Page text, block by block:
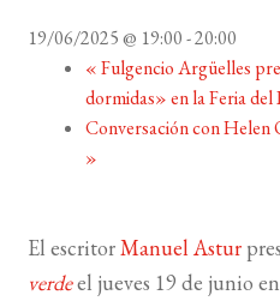
19/06/2025 @ 19:00-20:00
«Fulgencio Argüelles
dormidas» en la Feria
Conversación con Helen
»
El escritorManuel Astur
verdeel jueves 19 de junio